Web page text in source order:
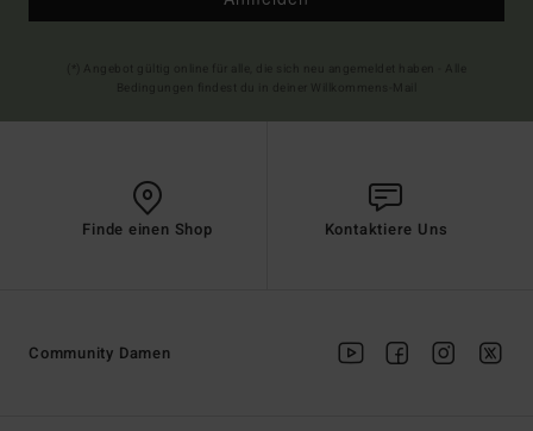
Finde einen Shop Kontaktiere Uns
Community Damen